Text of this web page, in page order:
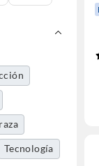
Tecnología